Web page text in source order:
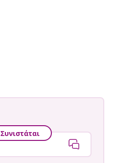
Συνιστάται